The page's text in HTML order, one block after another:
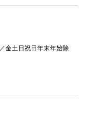
金土日祝日年末年始除